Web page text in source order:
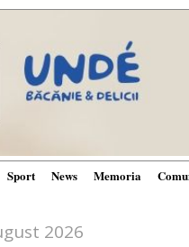
Sport News Memoria
2026